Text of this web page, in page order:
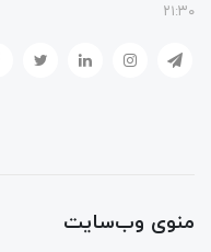
۲۱:۳۰
منوی وب‌سایت